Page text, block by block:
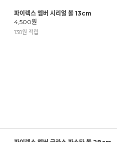
파이렉스 엠버 시리얼 볼 13cm
4,500원
130원 적립